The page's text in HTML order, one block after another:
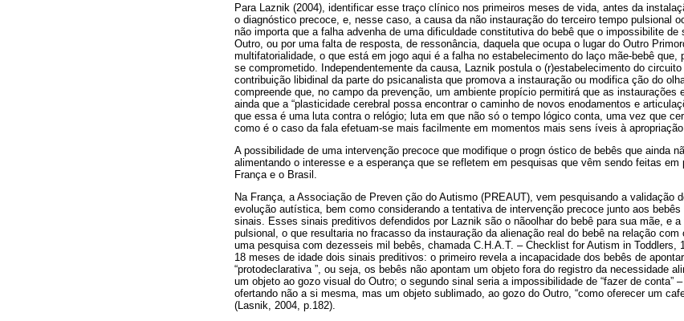
Para Laznik (2004), identificar esse traço clínico nos primeiros meses de vida, antes da
o diagnóstico precoce, e, nesse caso, a causa da não instauração do terceiro tempo pulsional
não importa que a falha advenha de uma dificuldade constitutiva do bebê que o impossibilite
Outro, ou por uma falta de resposta, de ressonância, daquela que ocupa o lugar do Outro
multifatorialidade, o que está em jogo aqui é a falha no estabelecimento do laço mãe-bebê que,
se comprometido. Independentemente da causa, Laznik postula o (r)estabelecimento do
contribuição libidinal da parte do psicanalista que promova a instauração ou modifica ção do
compreende que, no campo da prevenção, um ambiente propício permitirá que as instaurações
ainda que a “plasticidade cerebral possa encontrar o caminho de novos enodamentos e
que essa é uma luta contra o relógio; luta em que não só o tempo lógico conta, uma vez que
como é o caso da fala efetuam-se mais facilmente em momentos mais sens íveis à
A possibilidade de uma intervenção precoce que modifique o progn óstico de bebês que ainda
alimentando o interesse e a esperança que se refletem em pesquisas que vêm sendo feitas
França e o Brasil.
Na França, a Associação de Preven ção do Autismo (PREAUT), vem pesquisando a validação
evolução autística, bem como considerando a tentativa de intervenção precoce junto aos
sinais. Esses sinais preditivos defendidos por Laznik são o nãoolhar do bebê para sua mãe, e
pulsional, o que resultaria no fracasso da instauração da alienação real do bebê na relação
uma pesquisa com dezesseis mil bebês, chamada C.H.A.T. – Checklist for Autism in Toddlers,
18 meses de idade dois sinais preditivos: o primeiro revela a incapacidade dos bebês de
“protodeclarativa ”, ou seja, os bebês não apontam um objeto fora do registro da necessidade
um objeto ao gozo visual do Outro; o segundo sinal seria a impossibilidade de “fazer de conta”
ofertando não a si mesma, mas um objeto sublimado, ao gozo do Outro, “como oferecer um
(Lasnik, 2004, p.182).